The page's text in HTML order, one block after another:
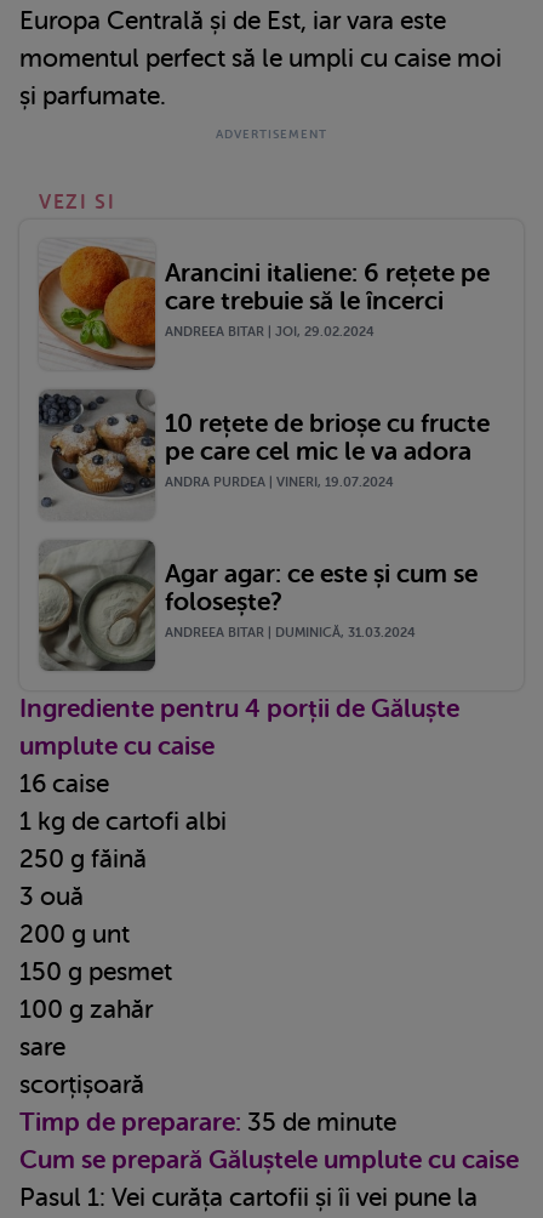
Europa Centrală și de Est, iar vara este
momentul perfect să le umpli cu caise moi
și parfumate.
VEZI SI
Arancini italiene: 6 rețete pe
care trebuie să le încerci
ANDREEA BITAR | JOI, 29.02.2024
10 rețete de brioșe cu fructe
pe care cel mic le va adora
ANDRA PURDEA | VINERI, 19.07.2024
Agar agar: ce este și cum se
folosește?
ANDREEA BITAR | DUMINICĂ, 31.03.2024
Ingrediente pentru 4 porții de Găluște
umplute cu caise
16 caise
1 kg de cartofi albi
250 g făină
3 ouă
200 g unt
150 g pesmet
100 g zahăr
sare
scorțișoară
Timp de preparare: 35 de minute
Cum se prepară Găluștele umplute cu caise
Pasul 1: Vei curăța cartofii și îi vei pune la